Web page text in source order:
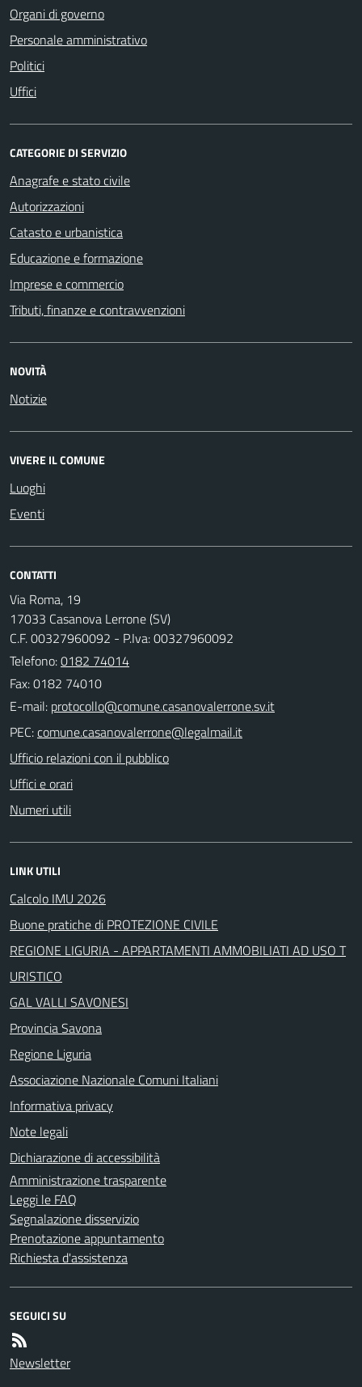
Organi di governo
Personale amministrativo
Politici
Uffici
CATEGORIE DI SERVIZIO
Anagrafe e stato civile
Autorizzazioni
Catasto e urbanistica
Educazione e formazione
Imprese e commercio
Tributi, finanze e contravvenzioni
NOVITÀ
Notizie
VIVERE IL COMUNE
Luoghi
Eventi
CONTATTI
Via Roma, 19
17033 Casanova Lerrone (SV)
C.F. 00327960092 - P.Iva: 00327960092
Telefono:0182 74014
Fax: 0182 74010
E-mail:
PEC:
Ufficio relazioni con il pubblico
Uffici e orari
Numeri utili
LINK UTILI
Calcolo IMU 2026
Buone pratiche di PROTEZIONE CIVILE
REGIONE LIGURIA - APPARTAMENTI AMMOBILIATI AD USO T
URISTICO
GAL VALLI SAVONESI
Provincia Savona
Regione Liguria
Associazione Nazionale Comuni Italiani
Informativa privacy
Note legali
Dichiarazione di accessibilità
Amministrazione trasparente
Leggi le FAQ
Segnalazione disservizio
Prenotazione appuntamento
Richiesta d'assistenza
SEGUICI SU
Newsletter